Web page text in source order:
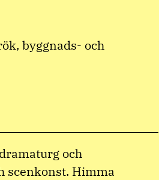
byggnads- och
och
scenkonst. Himma